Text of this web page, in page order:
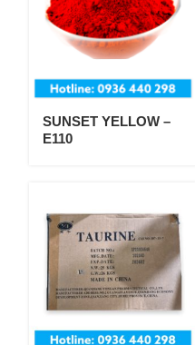
SUNSET YELLOW –
E110